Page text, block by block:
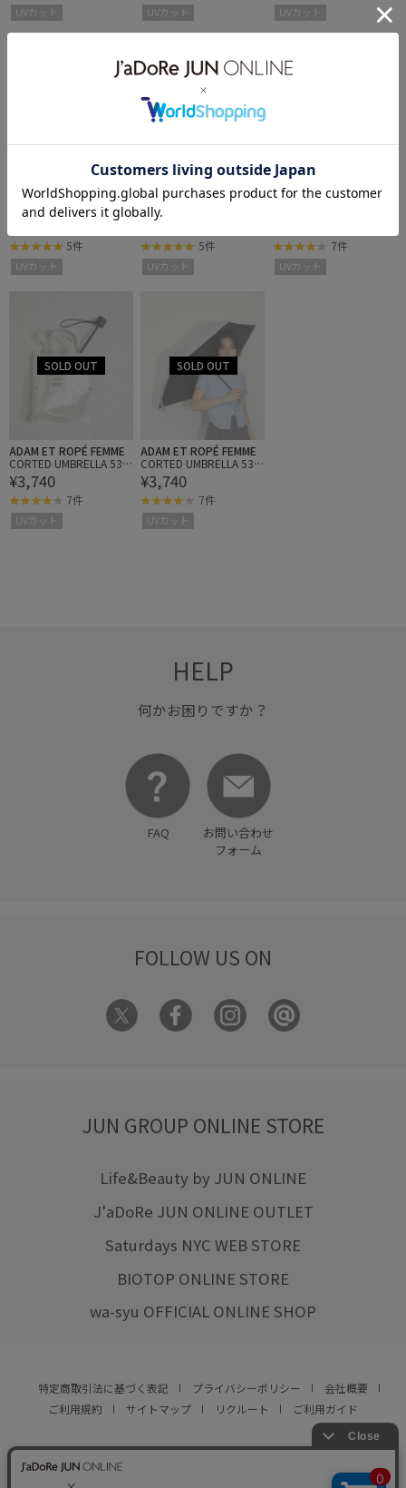
UVカット UVカット UVカット
ADAM ET ROPÉ FEMME
【定番人気】 CORTED U
MBRELLA 53 with tote
5件
UVカット
ADAM ET ROPÉ FEMME
【定番人気】 CORTED U
MBRELLA 53 with tote
¥3,740
5件
UVカット
ADAM ET ROPÉ FEMME
7件
UVカット
ADAM ET ROPÉ FEMME
CORTED UMBRELLA 53
with tote
¥3,740
7件
UVカット
ADAM ET ROPÉ FEMME
CORTED UMBRELLA 53
with tote
¥3,740
7件
UVカット
HELP
何かお困りですか？
FAQ
お問い合わせ
フォーム
FOLLOW US ON
JUN GROUP ONLINE STORE
Life&Beauty by JUN ONLINE
J'aDoRe JUN ONLINE OUTLET
Saturdays NYC WEB STORE
BIOTOP ONLINE STORE
wa-syu OFFICIAL ONLINE SHOP
特定商取引法に基づく表記 プライバシーポリシー
会社概要
ご利用規約
サイトマップ リクルート ご利用ガイド